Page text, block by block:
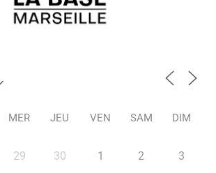
MER JEU VEN SAM DIM
29 30 1 2 3